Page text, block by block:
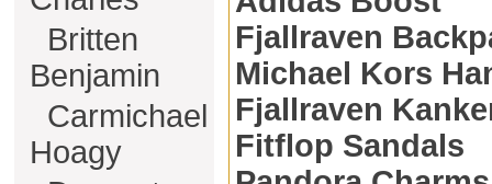
Britten
Benjamin
Carmichael
Hoagy
Fjallraven
Michael Kors
Fjallraven
Fitflop Sandals